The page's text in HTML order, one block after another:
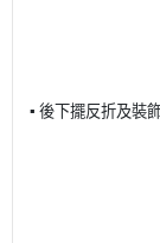
▪️ 後下擺反折及裝